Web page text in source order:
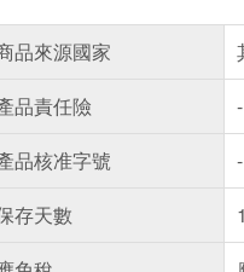
品來源國家
品責任險
-
品核准字號
-
存天數